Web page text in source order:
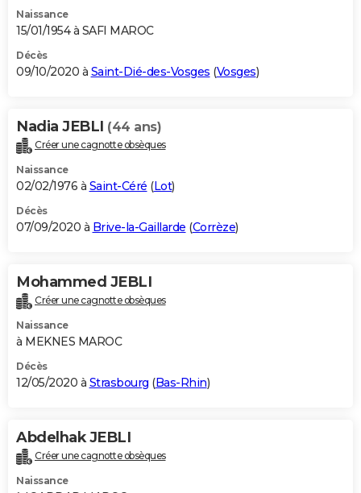
Naissance
15/01/1954 à SAFI MAROC
Décès
09/10/2020 à Saint-Dié-des-Vosges (Vosges)
Nadia JEBLI (44 ans)
Créer une cagnotte obsèques
Naissance
02/02/1976 à Saint-Céré (Lot)
Décès
07/09/2020 à Brive-la-Gaillarde (Corrèze)
Mohammed JEBLI
Créer une cagnotte obsèques
Naissance
à MEKNES MAROC
Décès
12/05/2020 à Strasbourg (Bas-Rhin)
Abdelhak JEBLI
Créer une cagnotte obsèques
Naissance